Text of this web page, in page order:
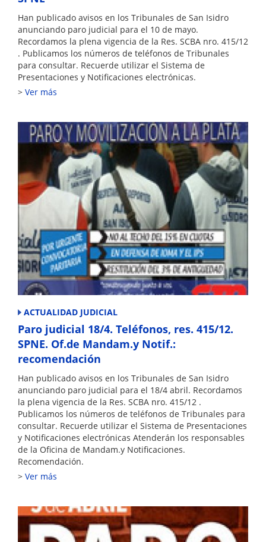
Han publicado avisos en los Tribunales de San Isidro
anunciando paro judicial para el 10 de mayo.
Recordamos la plena vigencia de la Res. SCBA nro. 415/12
. Publicamos los números de teléfonos de Tribunales
para consultar. Recuerde utilizar el Sistema de
Presentaciones y Notificaciones electrónicas.
Ver más
ACTUALIDAD JUDICIAL
Paro judicial 18/4. Teléfonos, res. 415/12.
SPNE. Of.de Mandam.y Notif.:
recomendación
Han publicado avisos en los Tribunales de San Isidro
anunciando paro judicial para el 18/4 abril. Recordamos
la plena vigencia de la Res. SCBA nro. 415/12 .
Publicamos los números de teléfonos de Tribunales para
consultar. Recuerde utilizar el Sistema de Presentaciones
y Notificaciones electrónicas Atenderán los responsables
de la Oficina de Mandam.y Notificaciones.
Recomendación.
Ver más